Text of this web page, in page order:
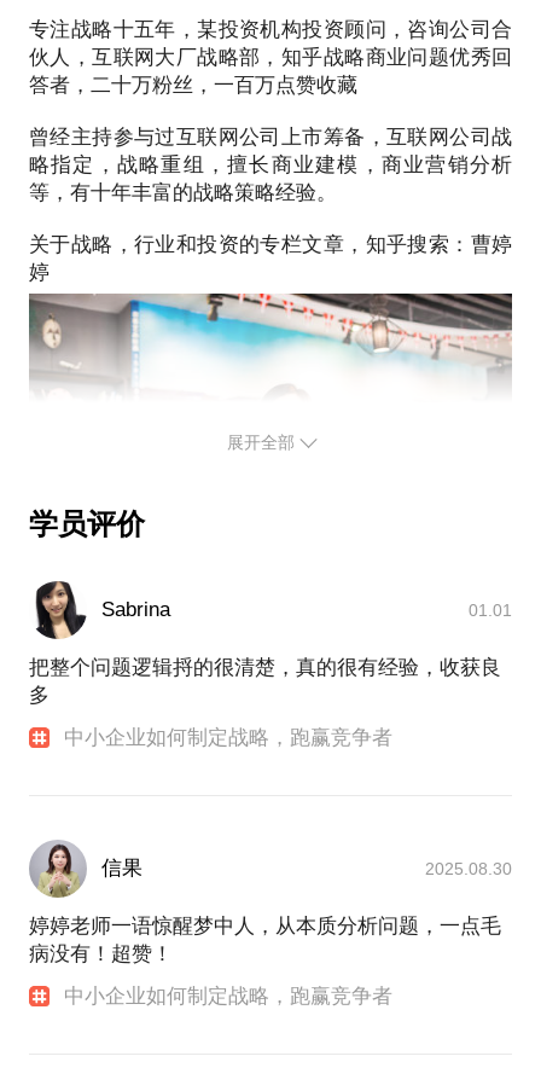
率。期待与你的见面。
创业公司在种子轮，天使轮和A轮如何梳理BP，公司
第三，怎么做出决策
2种决策模型，平庸多方考虑方法，激烈最满意考虑方
法，帮助快速决策
这套方法论是我多年经验总结，结合看的很多思维和
决策的方法论总结得出。在生活和工作中使用都很有
效，也愿意和大家分享。
方法论+实际案例
我的经验
拥有十年战略决策的经验，为一百多家中小企业制定
决策，为几十个个人咨询者提高建议。
荚做中小企业战略变革，现在在投资公司做战略判断
这套方法论课程在投资公司线下分享会分享，效果热
烈，参与人数众多，在三节课线上分享也反响强烈，
衰，而另一些企业却昙花一现？在经营过程中，战略
的制定往往能够决定一家企业的命运。尤其是在企业
发展中面临重要选择的时候，更需要把自身的业务梳
理清晰，找出其中的关键。
她可以帮你的企业解决：
想要扩展市场，你的核心竞争力到底是什么？
要进行关键决策、投入大笔预算时，如何做出正确选
择？
新业务是否值得花大量资源尝试，怎样判断业务前
景？
中小企业在迫切需要制定战略的同时，往往缺少战略
人员和方法论，这就需要战略分析师的配合，便捷高
效地解决这一问题。
为什么她能为你提供帮助？
曹婷婷曾任职于艾瑞、搜狐、豌豆荚等知名企业，业
动部门的成立，参与豌豆荚融资上市，目前她在做早
期项目投资，投资项目天使轮和种子轮。
她关注创业公司的具体需求，经手案例既有从2个人的
小公司也有新三板上市公司，现已通过在行为三十多
个中小企业和个人提供咨询。
专注战略十五年，某投资机构投资顾问，咨询公司合
伙人，互联网大厂战略部，知乎战略商业问题优秀回
答者，二十万粉丝，一百万点赞收藏
曾经主持参与过互联网公司上市筹备，互联网公司战
略指定，战略重组，擅长商业建模，商业营销分析
等，有十年丰富的战略策略经验。
关于战略，行业和投资的专栏文章，知乎搜索：曹婷
展开全部
学员评价
Sabrina 01.01
把整个问题逻辑捋的很清楚，真的很有经验，收获良
多
中小企业如何制定战略，跑赢竞争者
信果 2025.08.30
婷婷老师一语惊醒梦中人，从本质分析问题，一点毛
病没有！超赞！
中小企业如何制定战略，跑赢竞争者